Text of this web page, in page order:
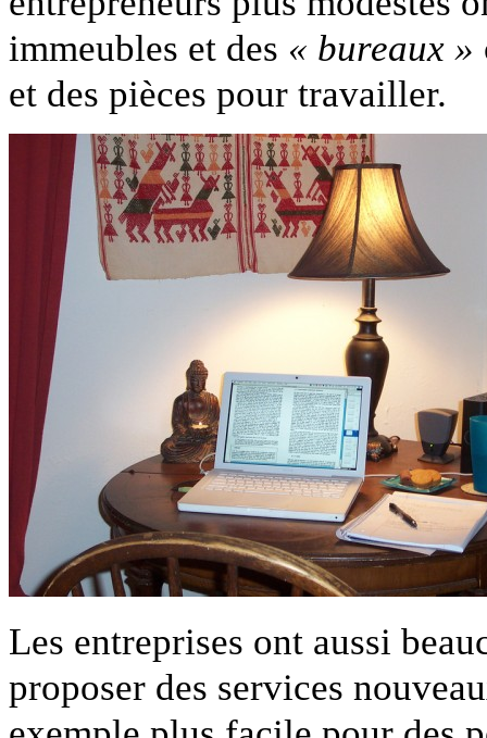
immeubles et des « bureaux »
et des pièces pour travailler.
Les entreprises ont aussi
proposer des services